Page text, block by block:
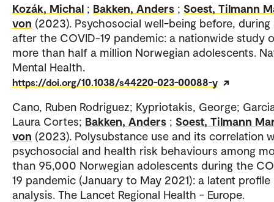
Kozák, Michal ; Bakken, Anders ; Soest, Tilmann
von (2023). Psychosocial well-being before, during
after the COVID-19 pandemic: a nationwide study
more than half a million Norwegian adolescents.
Mental Health.
https://doi.org/10.1038/s44220-023-00088-y
Cano, Ruben Rodriguez; Kypriotakis, George;
Laura Cortes; Bakken, Anders ; Soest, Tilmann
von (2023). Polysubstance use and its correlation
psychosocial and health risk behaviours among
than 95,000 Norwegian adolescents during the
19 pandemic (January to May 2021): a latent profile
analysis. The Lancet Regional Health - Europe.